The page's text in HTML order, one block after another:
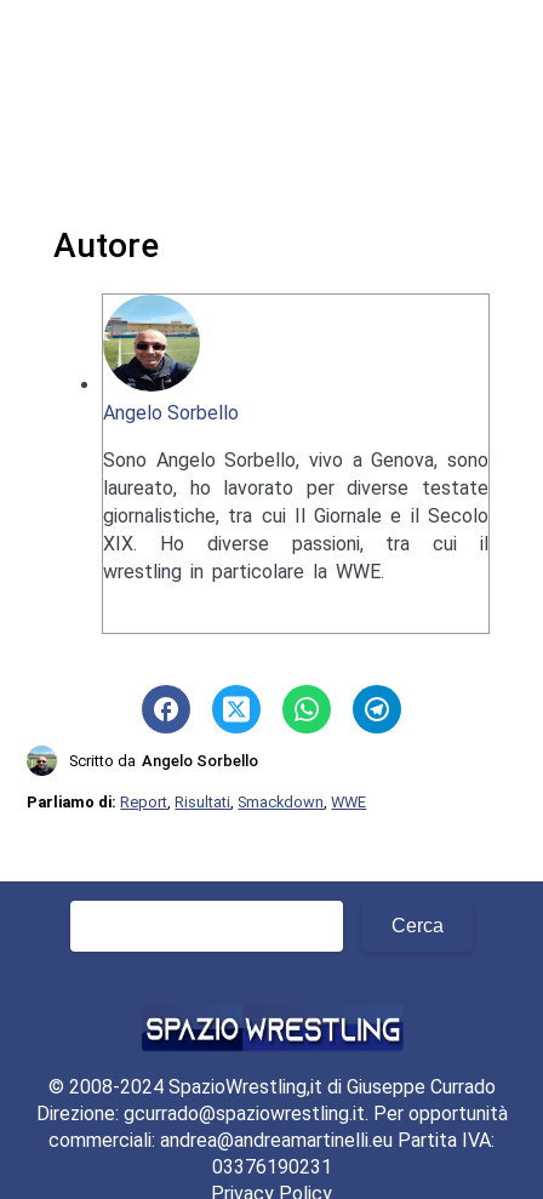
Autore
Angelo Sorbello
Sono Angelo Sorbello, vivo a Genova, sono
laureato, ho lavorato per diverse testate
giornalistiche, tra cui Il Giornale e il Secolo
XIX. Ho diverse passioni, tra cui il
wrestling in particolare la WWE.
Scritto da Angelo Sorbello
Parliamo di:Report ,Risultati ,Smackdown ,WWE
© 2008-2024 SpazioWrestling,it di Giuseppe Currado
Direzione: gcurrado@spaziowrestling.it. Per opportunità
commerciali: andrea@andreamartinelli.eu Partita IVA:
03376190231
Privacy Policy